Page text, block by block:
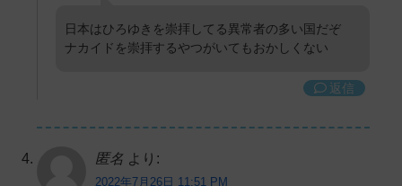
日本はひろゆきを崇拝してる異常者の多い国だぞ
ナカイドを崇拝するやつがいてもおかしくない
返信
匿名 より:
2022年7月26日 11:51 PM